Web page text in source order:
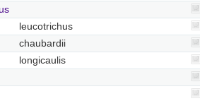
leucotrichus
chaubardii
longicaulis